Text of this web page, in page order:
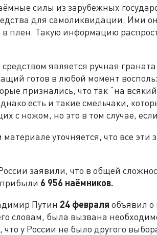
силы из зарубежных
для самоликвидации. Ими
в плен. Такую информацию
является ручная
готов в любой момент
признались, что так “на
есть и такие смельчаки,
с ножом, но это в том случае,
уточняется, что все эти
заявили, что в общей
6 956 наёмников.
Путин 24 февраля объявил о
словам, была вызвана
у России не было другого